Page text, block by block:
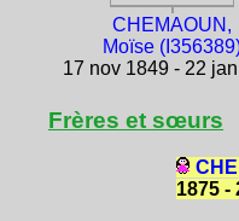
CHEMAOUN,
Moïse
17 nov 1849 - 22
Frères et sœurs
1875 -